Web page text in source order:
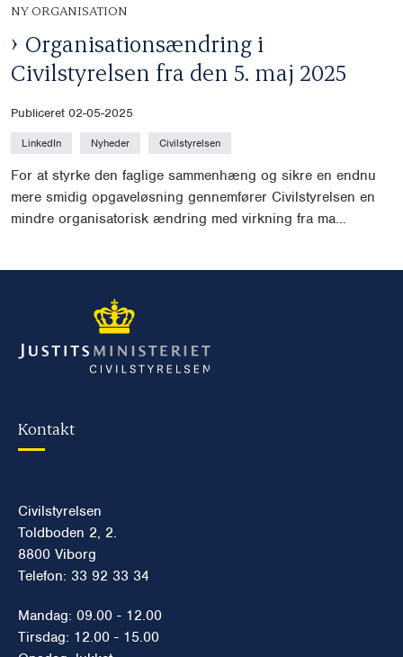
NY ORGANISATION
Organisationsændring i
Civilstyrelsen fra den 5. maj 2025
Publiceret 02-05-2025
LinkedIn Nyheder Civilstyrelsen
For at styrke den faglige sammenhæng og sikre en endnu
mere smidig opgaveløsning gennemfører Civilstyrelsen en
mindre organisatorisk ændring med virkning fra ma...
Kontakt
Civilstyrelsen
Toldboden 2, 2.
8800 Viborg
Telefon: 33 92 33 34
Mandag: 09.00 - 12.00
Tirsdag: 12.00 - 15.00